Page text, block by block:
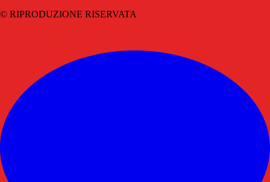
© RIPRODUZIONE RISERVATA